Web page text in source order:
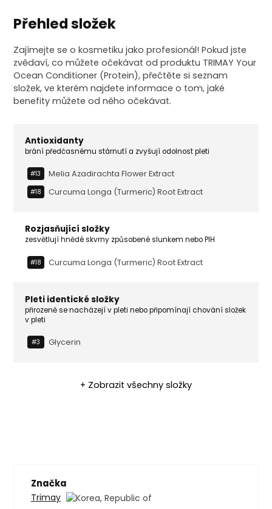
Přehled složek
Zajímejte se o kosmetiku jako profesionál! Pokud jste
zvědaví, co můžete očekávat od produktu TRIMAY Your
Ocean Conditioner (Protein), přečtěte si seznam
složek, ve kterém najdete informace o tom, jaké
benefity můžete od něho očekávat.
Antioxidanty
brání předčasnému stárnutí a zvyšují odolnost pleti
#13 Melia Azadirachta Flower Extract
#18 Curcuma Longa (turmeric) Root Extract
Rozjasňující složky
zesvětlují hnědé skvrny způsobené slunkem nebo PIH
#18 Curcuma Longa (turmeric) Root Extract
Pleti identické složky
přirozeně se nacházejí v pleti nebo připomínají chování složek
v pleti
#3 Glycerin
+ Zobrazit všechny složky
Značka
Trimay